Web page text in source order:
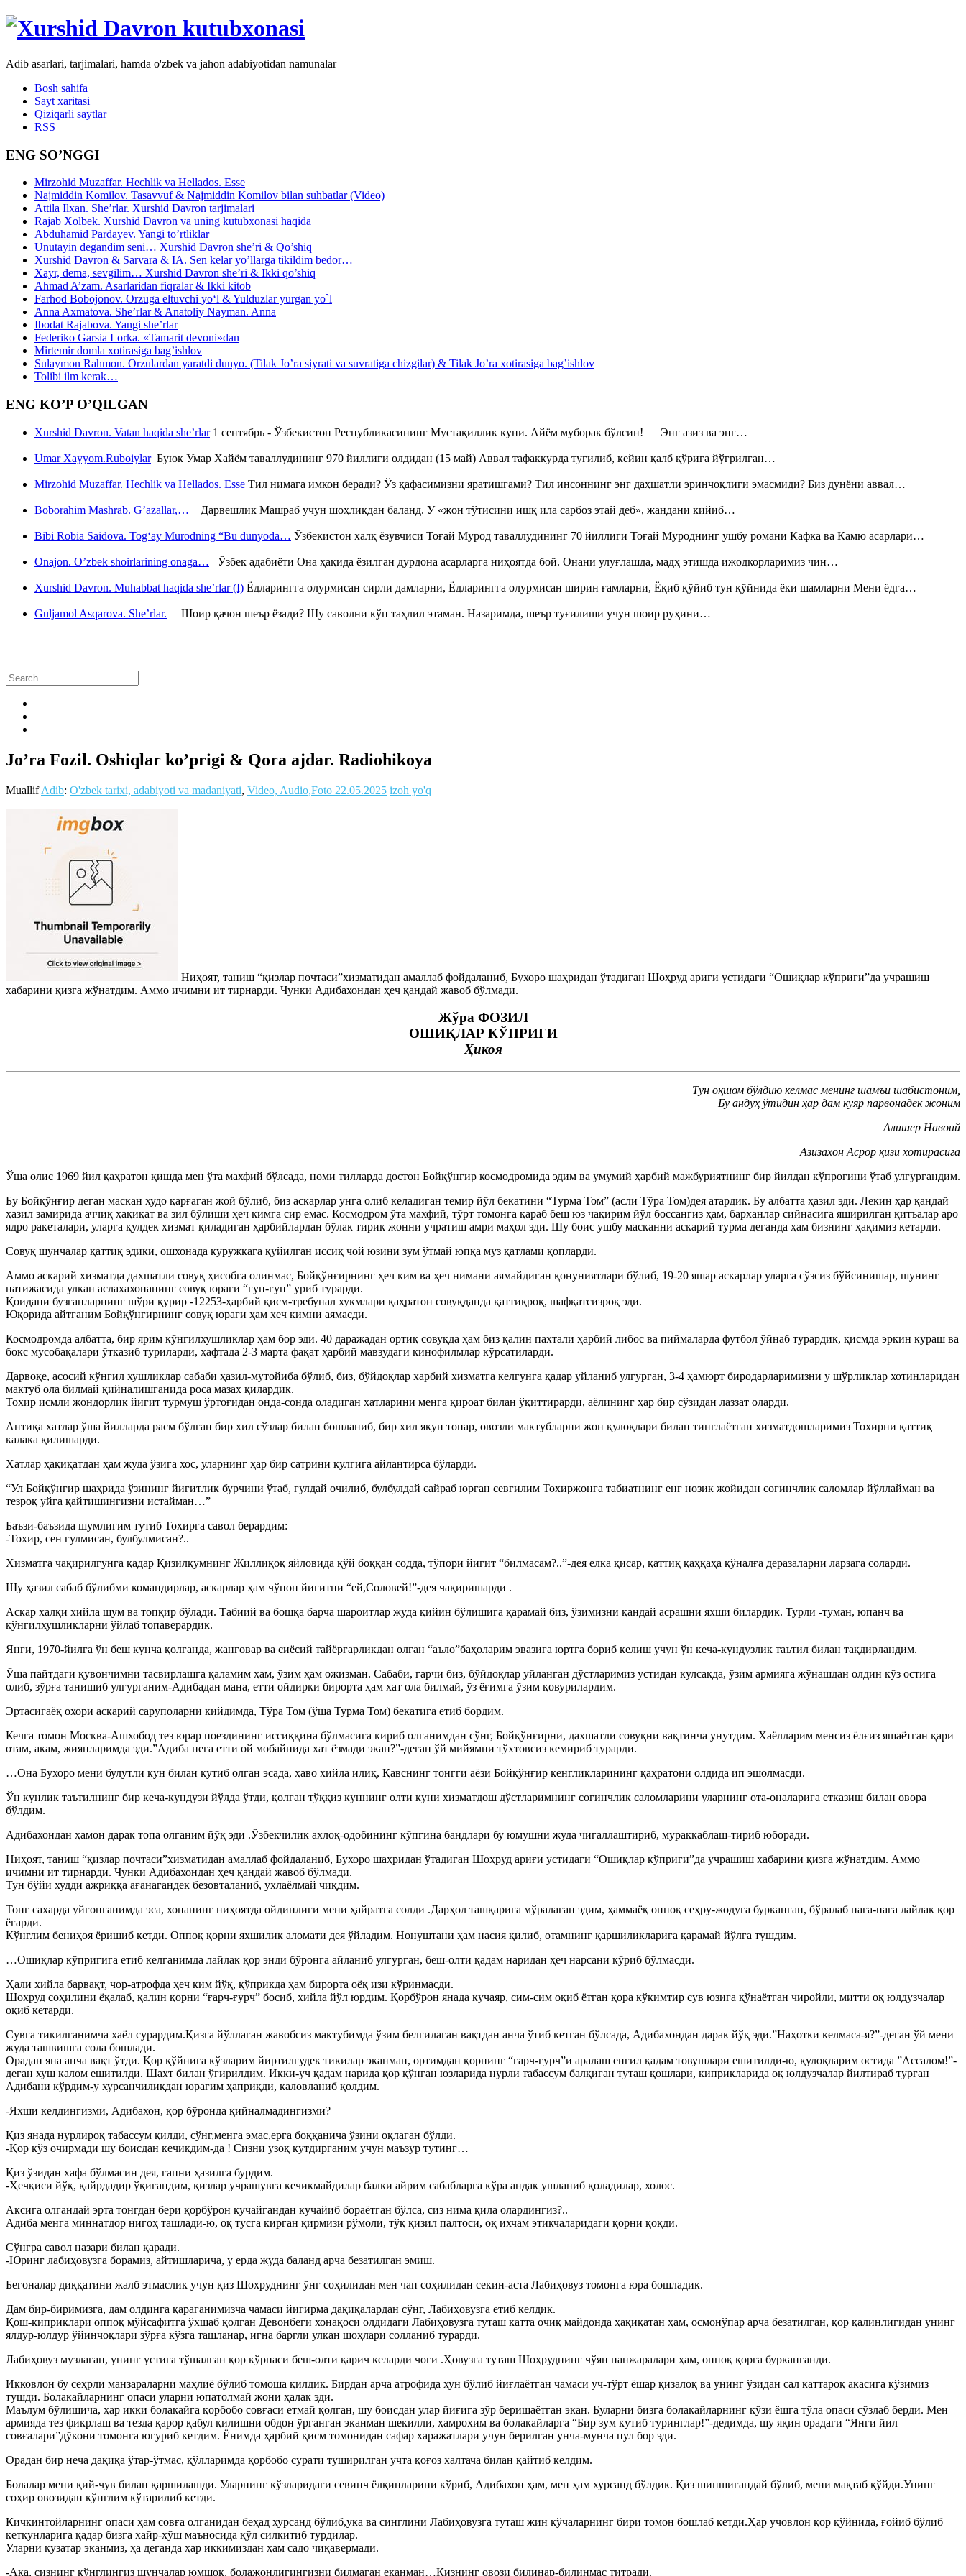
Adib asarlari, tarjimalari, hamda o'zbek va jahon adabiyotidan namunalar
Bosh sahifa
Sayt xaritasi
Qiziqarli saytlar
RSS
ENG SO’NGGI
Mirzohid Muzaffar. Hechlik va Hellados. Esse
Najmiddin Komilov. Tasavvuf & Najmiddin Komilov bilan suhbatlar (Video)
Attila Ilxan. She’rlar. Xurshid Davron tarjimalari
Rajab Xolbek. Xurshid Davron va uning kutubxonasi haqida
Abduhamid Pardayev. Yangi to’rtliklar
Unutayin degandim seni… Xurshid Davron she’ri & Qo’shiq
Xurshid Davron & Sarvara & IA. Sen kelar yo’llarga tikildim bedor…
Xayr, dema, sevgilim… Xurshid Davron she’ri & Ikki qo’shiq
Ahmad A’zam. Asarlaridan fiqralar & Ikki kitob
Farhod Bobojonov. Orzuga eltuvchi yo‘l & Yulduzlar yurgan yo`l
Anna Axmatova. She’rlar & Anatoliy Nayman. Anna
Ibodat Rajabova. Yangi she’rlar
Federiko Garsia Lorka. «Tamarit devoni»dan
Mirtemir domla xotirasiga bag’ishlov
Sulaymon Rahmon. Orzulardan yaratdi dunyo. (Tilak Jo’ra siyrati va suvratiga chizgilar) & Tilak Jo’ra xotirasiga bag’ishlov
Tolibi ilm kerak…
ENG KO’P O’QILGAN
Xurshid Davron. Vatan haqida she’rlar1 сентябрь - Ўзбекистон Республикасининг Мустақиллик куни. Айём муборак бўлсин! Энг азиз ва энг…
Umar Xayyom.RuboiylarБуюк Умар Хайём таваллудининг 970 йиллиги олдидан (15 май) Аввал тафаккурда туғилиб, кейин қалб қўрига йўғрилган…
Mirzohid Muzaffar. Hechlik va Hellados. Esse Тил нимага имкон беради? Ўз қафасимизни яратишгами? Тил инсоннинг энг даҳшатли эринчоқлиги эмасмиди? Биз дунёни аввал…
Boborahim Mashrab. G’azallar,… Дарвешлик Машраб учун шоҳликдан баланд. У «жон тўтисини ишқ ила сарбоз этай деб», жандани кийиб…
Bibi Robia Saidova. Tog‘ay Murodning “Bu dunyoda… Ўзбекистон халқ ёзувчиси Тоғай Мурод таваллудининг 70 йиллиги Тоғай Муроднинг ушбу романи Кафка ва Камю асарлари…
Onajon. O’zbek shoirlarining onaga… Ўзбек адабиёти Она ҳақида ёзилган дурдона асарларга ниҳоятда бой. Онани улуғлашда, мадҳ этишда ижодкорларимиз чин…
Xurshid Davron. Muhabbat haqida she’rlar (I) Ёдларингга олурмисан сирли дамларни, Ёдларингга олурмисан ширин ғамларни, Ёқиб қўйиб тун қўйнида ёки шамларни Мени ёдга…
Guljamol Asqarova. She’rlar. Шоир қачон шеър ёзади? Шу саволни кўп таҳлил этаман. Назаримда, шеър туғилиши учун шоир руҳини…
Jo’ra Fozil. Oshiqlar ko’prigi & Qora ajdar. Radiohikoya
MuallifAdib: O'zbek tarixi, adabiyoti va madaniyati, Video, Audio,Foto 22.05.2025 izoh yo'q
Ниҳоят, таниш “қизлар почтаси”хизматидан амаллаб фойдаланиб, Бухоро шаҳридан ўтадиган Шоҳруд ариғи устидаги “Ошиқлар кўприги”да учрашиш
хабарини қизга жўнатдим. Аммо ичимни ит тирнарди. Чунки Адибахондан ҳеч қандай жавоб бўлмади.
Жўра ФОЗИЛ
ОШИҚЛАР КЎПРИГИ
Ҳикоя
Тун оқшом бўлдию келмас менинг шамъи шабистоним,
Бу андуҳ ўтидин ҳар дам куяр парвонадек жоним
Алишер Навоий
Азизахон Асрор қизи хотирасига
Ўша олис 1969 йил қаҳратон қишда мен ўта махфий бўлсада, номи тилларда достон Бойқўнғир космодромида эдим ва умумий ҳарбий мажбуриятнинг бир йилдан кўпроғини ўтаб улгургандим.
Бу Бойқўнғир деган маскан худо қарғаган жой бўлиб, биз аскарлар унга олиб келадиган темир йўл бекатини “Турма Том” (асли Тўра Том)дея атардик. Бу албатта ҳазил эди. Лекин ҳар қандай
ҳазил замирида аччиқ ҳақиқат ва зил бўлиши ҳеч кимга сир емас. Космодром ўта махфий, тўрт томонга қараб беш юз чақирим йўл боссангиз ҳам, барханлар сийнасига яширилган қитъалар аро
ядро ракеталари, уларга қулдек хизмат қиладиган ҳарбийлардан бўлак тирик жонни учратиш амри маҳол эди. Шу боис ушбу масканни аскарий турма деганда ҳам бизнинг ҳақимиз кетарди.
Совуқ шунчалар қаттиқ эдики, ошхонада куружкага қуйилган иссиқ чой юзини зум ўтмай юпқа муз қатлами қопларди.
Аммо аскарий хизматда дахшатли совуқ ҳисобга олинмас, Бойқўнғирнинг ҳеч ким ва ҳеч нимани аямайдиган қонуниятлари бўлиб, 19-20 яшар аскарлар уларга сўзсиз бўйсинишар, шунинг
натижасида улкан аслахахонанинг совуқ юраги “гуп-гуп” уриб турарди.
Қоидани бузганларнинг шўри қурир -12253-ҳарбий қисм-требунал хукмлари қаҳратон совуқданда қаттиқроқ, шафқатсизроқ эди.
Юқорида айтганим Бойқўнғирнинг совуқ юраги ҳам хеч кимни аямасди.
Космодромда албатта, бир ярим кўнгилхушликлар ҳам бор эди. 40 даражадан ортиқ совуқда ҳам биз қалин пахтали ҳарбий либос ва пиймаларда футбол ўйнаб турардик, қисмда эркин кураш ва
бокс мусобақалари ўтказиб туриларди, ҳафтада 2-3 марта фақат ҳарбий мавзудаги кинофилмлар кўрсатиларди.
Дарвоқе, асосий кўнгил хушликлар сабаби ҳазил-мутойиба бўлиб, биз, бўйдоқлар харбий хизматга келгунга қадар уйланиб улгурган, 3-4 ҳамюрт биродарларимизни у шўрликлар хотинларидан
мактуб ола билмай қийналишганида роса мазах қилардик.
Тохир исмли жондорлик йигит турмуш ўртоғидан онда-сонда оладиган хатларини менга қироат билан ўқиттирарди, аёлининг ҳар бир сўзидан лаззат оларди.
Антиқа хатлар ўша йилларда расм бўлган бир хил сўзлар билан бошланиб, бир хил якун топар, овозли мактубларни жон қулоқлари билан тинглаётган хизматдошларимиз Тохирни қаттиқ
калака қилишарди.
Хатлар ҳақиқатдан ҳам жуда ўзига хос, уларнинг ҳар бир сатрини кулгига айлантирса бўларди.
“Ул Бойқўнғир шаҳрида ўзининг йигитлик бурчини ўтаб, гулдай очилиб, булбулдай сайраб юрган севгилим Тохиржонга табиатнинг енг нозик жойидан соғинчлик саломлар йўллайман ва
тезроқ уйга қайтишингизни истайман…”
Баъзи-баъзида шумлигим тутиб Тохирга савол берардим:
-Тохир, сен гулмисан, булбулмисан?..
Хизматга чақирилгунга қадар Қизилқумнинг Жиллиқоқ яйловида қўй боққан содда, тўпори йигит “билмасам?..”-дея елка қисар, қаттиқ қаҳқаҳа қўналға деразаларни ларзага соларди.
Шу ҳазил сабаб бўлибми командирлар, аскарлар ҳам чўпон йигитни “ей,Соловей!”-дея чақиришарди .
Аскар халқи хийла шум ва топқир бўлади. Табиий ва бошқа барча шароитлар жуда қийин бўлишига қарамай биз, ўзимизни қандай асрашни яхши билардик. Турли -туман, юпанч ва
кўнгилхушликларни ўйлаб топаверардик.
Янги, 1970-йилга ўн беш кунча қолганда, жанговар ва сиёсий тайёргарликдан олган “аъло”баҳоларим эвазига юртга бориб келиш учун ўн кеча-кундузлик таътил билан тақдирландим.
Ўша пайтдаги қувончимни тасвирлашга қаламим ҳам, ўзим ҳам ожизман. Сабаби, гарчи биз, бўйдоқлар уйланган дўстларимиз устидан кулсакда, ўзим армияга жўнашдан олдин кўз остига
олиб, зўрға танишиб улгурганим-Адибадан мана, етти ойдирки бирорта ҳам хат ола билмай, ўз ёғимга ўзим қовурилардим.
Эртасигаёқ охори аскарий саруполарни кийдимда, Тўра Том (ўша Турма Том) бекатига етиб бордим.
Кечга томон Москва-Ашхобод тез юрар поездининг иссиққина бўлмасига кириб олганимдан сўнг, Бойқўнғирни, дахшатли совуқни вақтинча унутдим. Хаёлларим менсиз ёлғиз яшаётган қари
отам, акам, жиянларимда эди.”Адиба нега етти ой мобайнида хат ёзмади экан?”-деган ўй мийямни тўхтовсиз кемириб турарди.
…Она Бухоро мени булутли кун билан кутиб олган эсада, ҳаво хийла илиқ, Қавснинг тонгги аёзи Бойқўнғир кенгликларининг қаҳратони олдида ип эшолмасди.
Ўн кунлик таътилнинг бир кеча-кундузи йўлда ўтди, қолган тўққиз куннинг олти куни хизматдош дўстларимнинг соғинчлик саломларини уларнинг ота-оналарига етказиш билан овора
бўлдим.
Адибахондан ҳамон дарак топа олганим йўқ эди .Ўзбекчилик ахлоқ-одобининг кўпгина бандлари бу юмушни жуда чигаллаштириб, мураккаблаш-тириб юборади.
Ниҳоят, таниш “қизлар почтаси”хизматидан амаллаб фойдаланиб, Бухоро шаҳридан ўтадиган Шоҳруд ариғи устидаги “Ошиқлар кўприги”да учрашиш хабарини қизга жўнатдим. Аммо
ичимни ит тирнарди. Чунки Адибахондан ҳеч қандай жавоб бўлмади.
Тун бўйи худди ажриққа ағанагандек безовталаниб, ухлаёлмай чиқдим.
Тонг сахарда уйғонганимда эса, хонанинг ниҳоятда ойдинлиги мени ҳайратга солди .Дарҳол ташқарига мўралаган эдим, ҳаммаёқ оппоқ сеҳру-жодуга бурканган, бўралаб паға-паға лайлак қор
ёғарди.
Кўнглим бениҳоя ёришиб кетди. Оппоқ қорни яхшилик аломати дея ўйладим. Нонуштани ҳам насия қилиб, отамнинг қаршиликларига қарамай йўлга тушдим.
…Ошиқлар кўпригига етиб келганимда лайлак қор энди бўронга айланиб улгурган, беш-олти қадам наридан ҳеч нарсани кўриб бўлмасди.
Ҳали хийла барвақт, чор-атрофда ҳеч ким йўқ, қўприкда ҳам бирорта оёқ изи кўринмасди.
Шохруд соҳилини ёқалаб, қалин қорни “ғарч-ғурч” босиб, хийла йўл юрдим. Қорбўрон янада кучаяр, сим-сим оқиб ётган қора кўкимтир сув юзига қўнаётган чиройли, митти оқ юлдузчалар
оқиб кетарди.
Сувга тикилганимча хаёл сурардим.Қизга йўллаган жавобсиз мактубимда ўзим белгилаган вақтдан анча ўтиб кетган бўлсада, Адибахондан дарак йўқ эди.”Наҳотки келмаса-я?”-деган ўй мени
жуда ташвишга сола бошлади.
Орадан яна анча вақт ўтди. Қор қўйнига кўзларим йиртилгудек тикилар эканман, ортимдан қорнинг “ғарч-ғурч”и аралаш енгил қадам товушлари ешитилди-ю, қулоқларим остида ”Ассалом!”-
деган хуш калом ешитилди. Шахт билан ўгирилдим. Икки-уч қадам нарида қор қўнган юзларида нурли табассум балқиган туташ қошлари, киприкларида оқ юлдузчалар йилтираб турган
Адибани кўрдим-у хурсанчиликдан юрагим ҳаприқди, каловланиб қолдим.
-Яхши келдингизми, Адибахон, қор бўронда қийналмадингизми?
Қиз янада нурлироқ табассум қилди, сўнг,менга эмас,ерга боққанича ўзини оқлаган бўлди.
-Қор кўз очирмади шу боисдан кечикдим-да ! Сизни узоқ кутдирганим учун маъзур тутинг…
Қиз ўзидан хафа бўлмасин дея, гапни ҳазилга бурдим.
-Ҳечқиси йўқ, қайрдадир ўқигандим, қизлар учрашувга кечикмайдилар балки айрим сабабларга кўра андак ушланиб қоладилар, холос.
Аксига олгандай эрта тонгдан бери қорбўрон кучайгандан кучайиб бораётган бўлса, сиз нима қила олардингиз?..
Адиба менга миннатдор нигоҳ ташлади-ю, оқ тусга кирган қирмизи рўмоли, тўқ қизил палтоси, оқ ихчам этикчаларидаги қорни қоқди.
Сўнгра савол назари билан қаради.
-Юринг лабиҳовузга борамиз, айтишларича, у ерда жуда баланд арча безатилган эмиш.
Бегоналар диққатини жалб этмаслик учун қиз Шохруднинг ўнг соҳилидан мен чап соҳилидан секин-аста Лабиҳовуз томонга юра бошладик.
Дам бир-биримизга, дам олдинга қараганимизча чамаси йигирма дақиқалардан сўнг, Лабиҳовузга етиб келдик.
Қош-киприклари оппоқ мўйсафитга ўхшаб қолган Девонбеги хонақоси олдидаги Лабиҳовузга туташ катта очиқ майдонда ҳақиқатан ҳам, осмонўпар арча безатилган, қор қалинлигидан унинг
ялдур-юлдур ўйинчоқлари зўрға кўзга ташланар, игна баргли улкан шоҳлари солланиб турарди.
Лабиҳовуз музлаган, унинг устига тўшалган қор кўрпаси беш-олти қарич келарди чоғи .Ҳовузга туташ Шоҳруднинг чўян панжаралари ҳам, оппоқ қорга бурканганди.
Икковлон бу сеҳрли манзараларни маҳлиё бўлиб томоша қилдик. Бирдан арча атрофида хун бўлиб йиғлаётган чамаси уч-тўрт ёшар қизалоқ ва унинг ўзидан сал каттароқ акасига кўзимиз
тушди. Болакайларнинг опаси уларни юпатолмай жони ҳалак эди.
Маълум бўлишича, ҳар икки болакайга қорбобо совғаси етмай қолган, шу боисдан улар йиғига зўр беришаётган экан. Буларни бизга болакайларнинг кўзи ёшга тўла опаси сўзлаб берди. Мен
армияда тез фикрлаш ва тезда қарор қабул қилишни обдон ўрганган эканман шекилли, ҳамрохим ва болакайларга “Бир зум кутиб туринглар!”-дедимда, шу яқин орадаги “Янги йил
совғалари”дўкони томонга югуриб кетдим. Ёнимда ҳарбий қисм томонидан сафар харажатлари учун берилган унча-мунча пул бор эди.
Орадан бир неча дақиқа ўтар-ўтмас, қўлларимда қорбобо сурати туширилган учта қоғоз халтача билан қайтиб келдим.
Болалар мени қий-чув билан қаршилашди. Уларнинг кўзларидаги севинч ёлқинларини кўриб, Адибахон ҳам, мен ҳам хурсанд бўлдик. Қиз шипшигандай бўлиб, мени мақтаб қўйди.Унинг
соҳир овозидан кўнглим кўтарилиб кетди.
Кичкинтойларнинг опаси ҳам совға олганидан беҳад хурсанд бўлиб,ука ва синглини Лабиҳовузга туташ жин кўчаларнинг бири томон бошлаб кетди.Ҳар учовлон қор қўйнида, ғойиб бўлиб
кеткунларига қадар бизга хайр-хўш маъносида қўл силкитиб турдилар.
Уларни кузатар эканмиз, ҳа деганда ҳар иккимиздан ҳам садо чиқавермади.
-Ака, сизнинг кўнглингиз шунчалар юмшоқ, болажонлигингизни билмаган еканман…Қизнинг овози билинар-билинмас титради.